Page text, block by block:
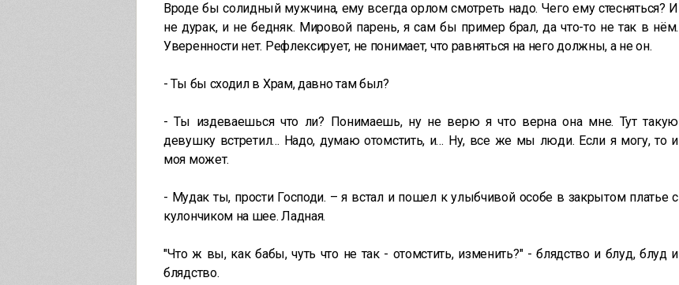
Вроде бы солидный мужчина, ему всегда орлом смотреть надо. Чего ему стесняться? И
не дурак, и не бедняк. Мировой парень, я сам бы пример брал, да что-то не так в нём.
Уверенности нет. Рефлексирует, не понимает, что равняться на него должны, а не он.
- Ты бы сходил в Храм, давно там был?
- Ты издеваешься что ли? Понимаешь, ну не верю я что верна она мне. Тут такую
девушку встретил… Надо, думаю отомстить, и… Ну, все же мы люди. Если я могу, то и
моя может.
- Мудак ты, прости Господи. – я встал и пошел к улыбчивой особе в закрытом платье с
кулончиком на шее. Ладная.
"Что ж вы, как бабы, чуть что не так - отомстить, изменить?" - блядство и блуд, блуд и
блядство.